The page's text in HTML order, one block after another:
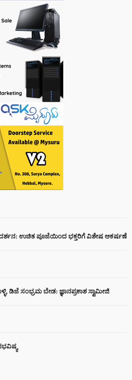
ದರ್ಶನ: ಉಚಿತ ಪೂಜೆಯಿಂದ ಭಕ್ತರಿಗೆ ವಿಶೇಷ ಆಕರ್ಷಣೆ
ಡಿಜೆ ಸಂಭ್ರಮ ಬೇಡ: ಜ್ಞಾನಪ್ರಕಾಶ ಸ್ವಾಮೀಜಿ